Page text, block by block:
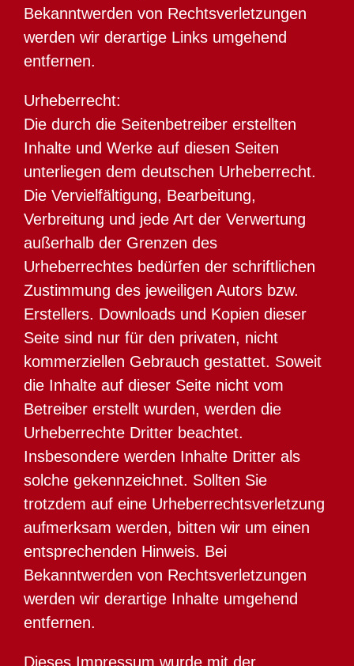
Bekanntwerden von Rechtsverletzungen
werden wir derartige Links umgehend
entfernen.
Urheberrecht:
Die durch die Seitenbetreiber erstellten
Inhalte und Werke auf diesen Seiten
unterliegen dem deutschen Urheberrecht.
Die Vervielfältigung, Bearbeitung,
Verbreitung und jede Art der Verwertung
außerhalb der Grenzen des
Urheberrechtes bedürfen der schriftlichen
Zustimmung des jeweiligen Autors bzw.
Erstellers. Downloads und Kopien dieser
Seite sind nur für den privaten, nicht
kommerziellen Gebrauch gestattet. Soweit
die Inhalte auf dieser Seite nicht vom
Betreiber erstellt wurden, werden die
Urheberrechte Dritter beachtet.
Insbesondere werden Inhalte Dritter als
solche gekennzeichnet. Sollten Sie
trotzdem auf eine Urheberrechtsverletzung
aufmerksam werden, bitten wir um einen
entsprechenden Hinweis. Bei
Bekanntwerden von Rechtsverletzungen
werden wir derartige Inhalte umgehend
entfernen.
Dieses Impressum wurde mit der